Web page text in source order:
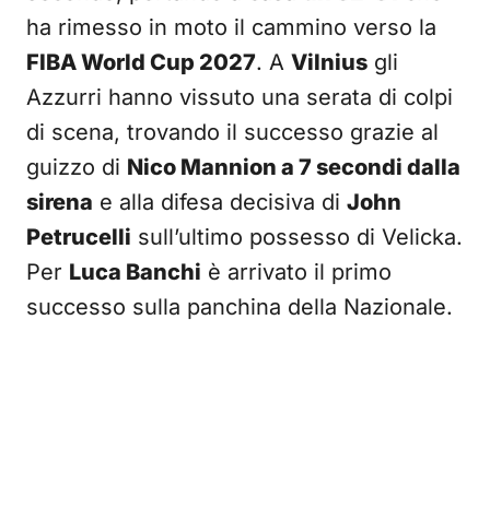
ha rimesso in moto il cammino verso la
FIBA World Cup 2027. A Vilnius gli
Azzurri hanno vissuto una serata di colpi
di scena, trovando il successo grazie al
guizzo di Nico Mannion a 7 secondi dalla
sirena e alla difesa decisiva di John
Petrucelli sull’ultimo possesso di Velicka.
Per Luca Banchi è arrivato il primo
successo sulla panchina della Nazionale.